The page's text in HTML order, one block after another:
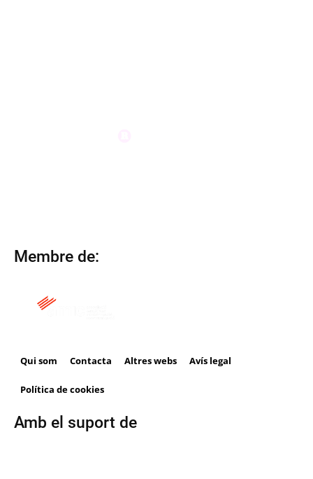
Membre de:
Qui som Contacta Altres webs Avís legal
Política de cookies
Amb el suport de